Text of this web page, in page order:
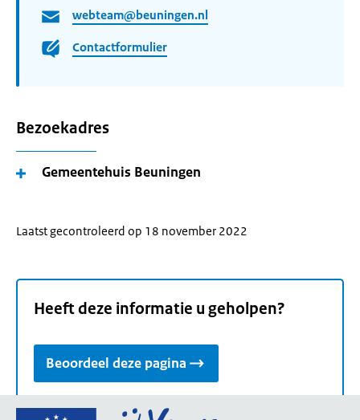
webteam@beuningen.nl
Contactformulier
Bezoekadres
Gemeentehuis Beuningen
Laatst gecontroleerd op 18 november 2022
Heeft deze informatie u geholpen?
Beoordeel deze pagina